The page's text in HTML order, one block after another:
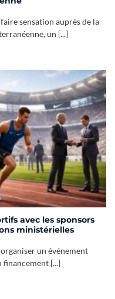
sensation auprès de la
un [...]
avec les sponsors
ministérielles
un événement
financement [...]